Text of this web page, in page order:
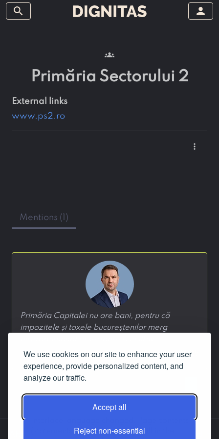
We use cookies on our site to enhance your user
experience, provide personalized content, and
analyze our traffic.
Accept all
Reject non-essential
search person
groups
Primăria Sectorului 2
external links
www.ps2.ro
more_vert
Mentions (1)
Primăria Capitalei nu are bani, pentru că
impozitele și taxele bucureștenilor merg
—Cătălin Drulă, 27 octombrie 2025
(statements, answers etc.) are still in the
Contact us Facebook